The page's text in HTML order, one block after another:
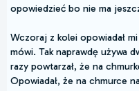
opowiedzieć bo nie ma
Wczoraj z kolei opowiadał
mówi. Tak naprawdę używa
razy powtarzał, że na
Opowiadał, że na chmurce